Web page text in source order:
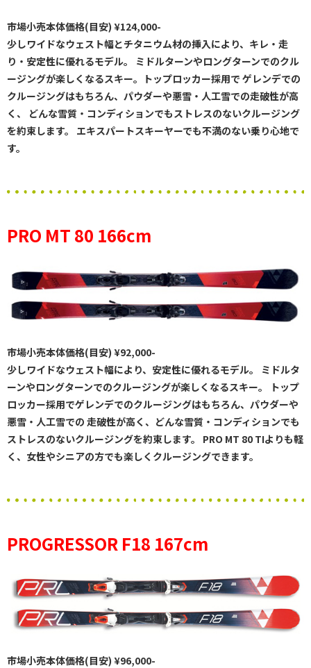
市場小売本体価格(目安) ¥124,000-
少しワイドなウェスト幅とチタニウム材の挿入により、キレ・走
り・安定性に優れるモデル。 ミドルターンやロングターンでのクル
ージングが楽しくなるスキー。トップロッカー採用で ゲレンデでの
クルージングはもちろん、パウダーや悪雪・人工雪での走破性が高
く、 どんな雪質・コンディションでもストレスのないクルージング
を約束します。 エキスパートスキーヤーでも不満のない乗り心地で
す。
PRO MT 80 166cm
市場小売本体価格(目安) ¥92,000-
少しワイドなウェスト幅により、安定性に優れるモデル。 ミドルタ
ーンやロングターンでのクルージングが楽しくなるスキー。 トップ
ロッカー採用でゲレンデでのクルージングはもちろん、パウダーや
悪雪・人工雪での 走破性が高く、どんな雪質・コンディションでも
ストレスのないクルージングを約束します。 PRO MT 80 TIよりも軽
く、女性やシニアの方でも楽しくクルージングできます。
PROGRESSOR F18 167cm
市場小売本体価格(目安) ¥96,000-